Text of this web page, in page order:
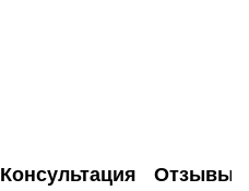
Консультация Отзывы